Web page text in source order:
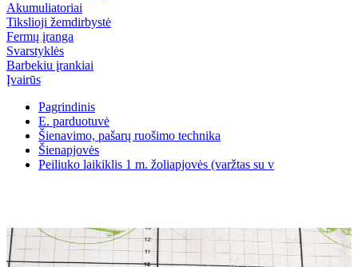
Akumuliatoriai
Tikslioji žemdirbystė
Fermų įranga
Svarstyklės
Barbekiu įrankiai
Įvairūs
Pagrindinis
E. parduotuvė
Šienavimo, pašarų ruošimo technika
Šienapjovės
Peiliuko laikiklis 1 m. žoliapjovės (varžtas su v